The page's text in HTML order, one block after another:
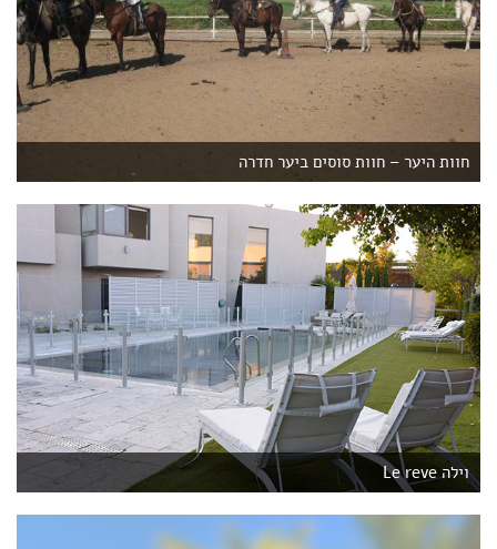
חוות היער – חוות סוסים ביער חדרה
וילה Le reve